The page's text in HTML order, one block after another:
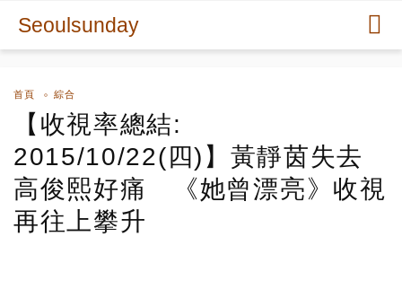
Seoulsunday
首頁 綜合
【收視率總結:
2015/10/22(四)】黃靜茵失去
高俊熙好痛 《她曾漂亮》收視
再往上攀升